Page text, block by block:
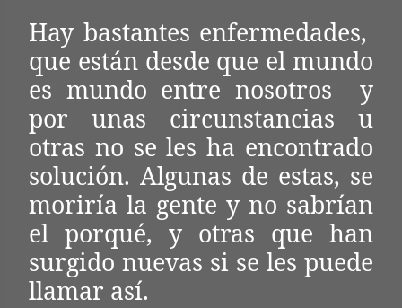
Hay bastantes enfermedades,
que están desde que el mundo
es mundo entre nosotros y
por unas circunstancias u
otras no se les ha encontrado
solución. Algunas de estas, se
moriría la gente y no sabrían
el porqué, y otras que han
surgido nuevas si se les puede
llamar así.